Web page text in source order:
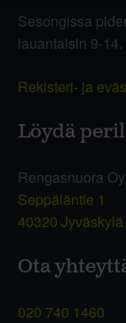
Sesongissa
lauantaisin 9-14.
Rekisteri- ja
Löydä
Rengasnuora Oy
Seppäläntie 1
40320 Jyväskylä
Ota
020 740 1460